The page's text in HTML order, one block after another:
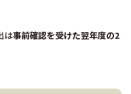
は事前確認を受けた翌年度の2